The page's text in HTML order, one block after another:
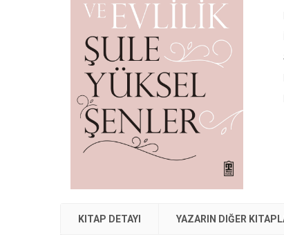
KITAP DETAYI YAZARIN DIĞER